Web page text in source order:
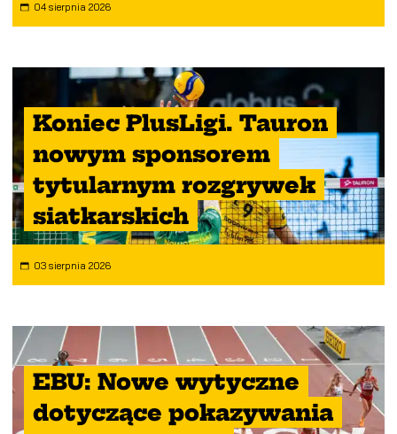
04 sierpnia 2026
Koniec PlusLigi. Tauron
nowym sponsorem
tytularnym rozgrywek
siatkarskich
03 sierpnia 2026
EBU: Nowe wytyczne
dotyczące pokazywania